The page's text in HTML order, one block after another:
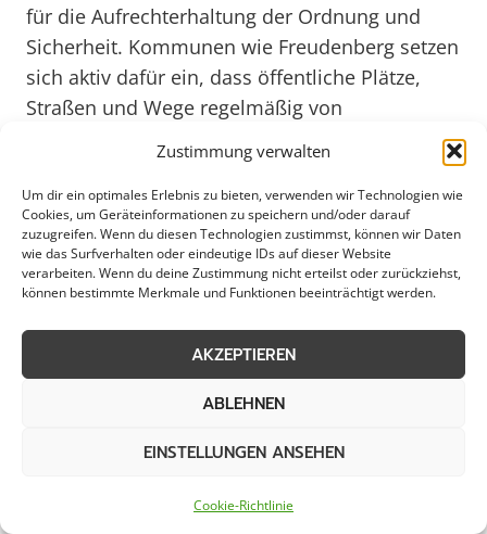
Zustimmung verwalten
Um dir ein optimales Erlebnis zu bieten, verwenden wir Technologien wie
Cookies, um Geräteinformationen zu speichern und/oder darauf
zuzugreifen. Wenn du diesen Technologien zustimmst, können wir Daten
wie das Surfverhalten oder eindeutige IDs auf dieser Website
verarbeiten. Wenn du deine Zustimmung nicht erteilst oder zurückziehst,
können bestimmte Merkmale und Funktionen beeinträchtigt werden.
AKZEPTIEREN
ABLEHNEN
EINSTELLUNGEN ANSEHEN
Cookie-Richtlinie
für die Aufrechterhaltung der Ordnung und
Sicherheit. Kommunen wie Freudenberg setzen
sich aktiv dafür ein, dass öffentliche Plätze,
Straßen und Wege regelmäßig von
Hindernissen befreit werden, um ein
angenehmes Umfeld für Bürger und Besucher
zu schaffen. Diese Maßnahmen dienen nicht
nur der Ästhetik, sondern auch der
Gewährleistung der Verkehrssicherheit sowie
der Zugänglichkeit für Rettungsdienste und den
Die Räumung von öffentlichen Flächen in
Freudenberg erfolgt professionell und
zielgerichtet, um eine effiziente Nutzung des
werden nicht nur wildes Wachstum und Müll